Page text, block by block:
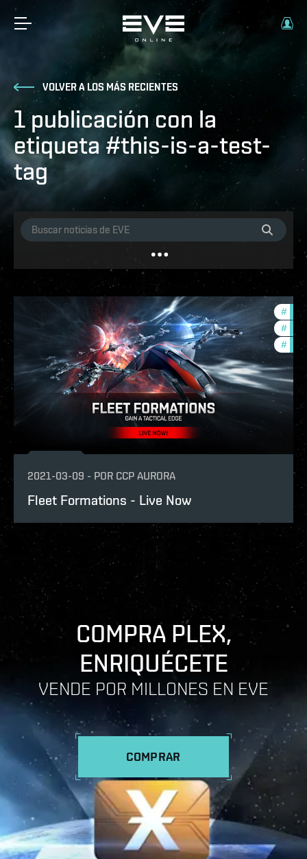
VOLVER A LOS MÁS RECIENTES
1 publicación con la
etiqueta #this-is-a-test-
tag
#
#
#
2021-03-09 - POR CCP AURORA
Fleet Formations - Live Now
COMPRA PLEX,
ENRIQUÉCETE
VENDE POR MILLONES EN EVE
COMPRAR